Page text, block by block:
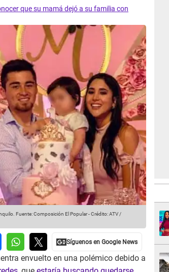
que su mamá dejó a su familia con
Fuente: Composición El Popular-Crédito: ATV /
envuelto en una polémico debido a